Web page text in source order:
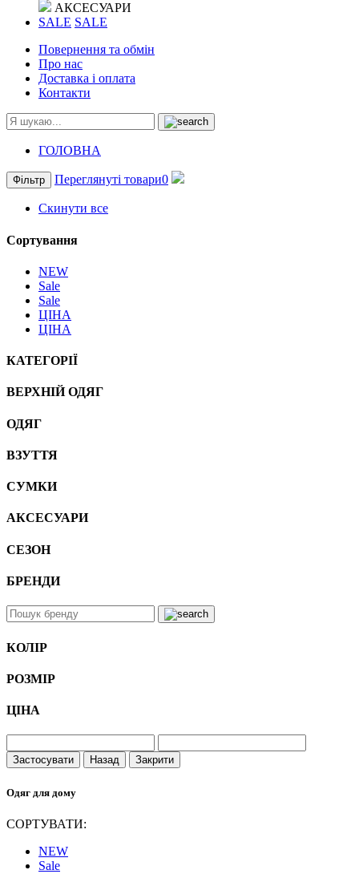
АКСЕСУАРИ
SALE SALE
Повернення та обмін
Про нас
Доставка і оплата
Контакти
ГОЛОВНА
Фільтр Переглянуті товари0
Скинути все
Сортування
NEW
Sale
Sale
ЦІНА
ЦІНА
КАТЕГОРІЇ
ВЕРХНІЙ ОДЯГ
ОДЯГ
ВЗУТТЯ
СУМКИ
АКСЕСУАРИ
СЕЗОН
БРЕНДИ
КОЛІР
РОЗМІР
ЦІНА
Застосувати Назад Закрити
Одяг для дому
СОРТУВАТИ:
NEW
Sale